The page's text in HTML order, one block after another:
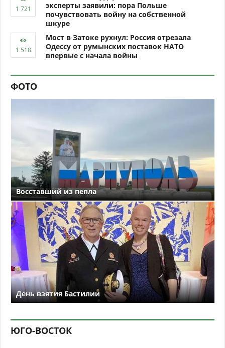
эксперты заявили: пора Польше
почувствовать войну на собственной
шкуре
Мост в Затоке рухнул: Россия отрезала
Одессу от румынских поставок НАТО
впервые с начала войны
ФОТО
Восставший из пепла
День взятия Бастилии
ЮГО-ВОСТОК